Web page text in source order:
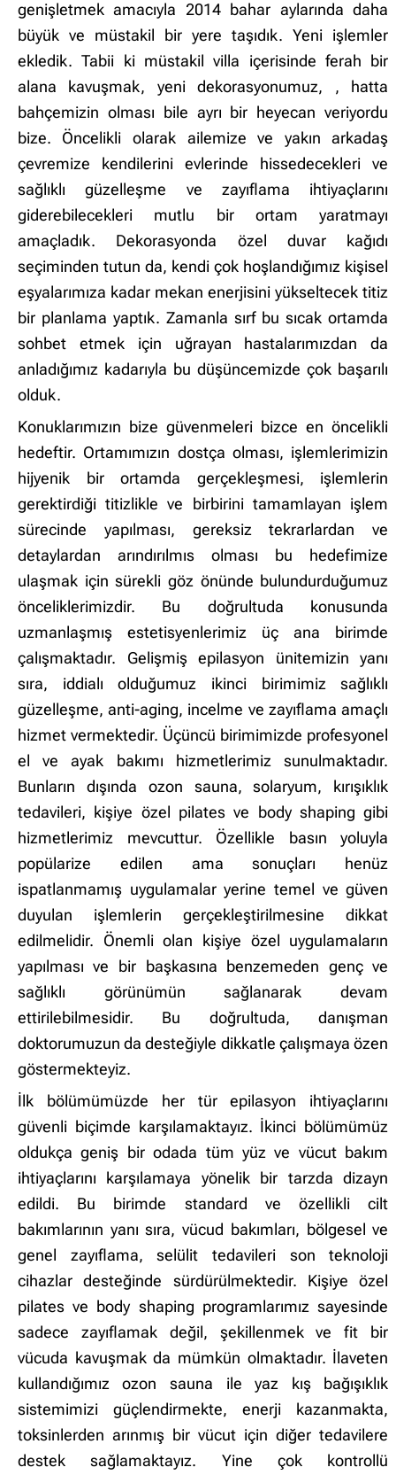
genişletmek amacıyla 2014 bahar aylarında daha
büyük ve müstakil bir yere taşıdık. Yeni işlemler
ekledik. Tabii ki müstakil villa içerisinde ferah bir
alana kavuşmak, yeni dekorasyonumuz, , hatta
bahçemizin olması bile ayrı bir heyecan veriyordu
bize. Öncelikli olarak ailemize ve yakın arkadaş
çevremize kendilerini evlerinde hissedecekleri ve
sağlıklı güzelleşme ve zayıflama ihtiyaçlarını
giderebilecekleri mutlu bir ortam yaratmayı
amaçladık. Dekorasyonda özel duvar kağıdı
seçiminden tutun da, kendi çok hoşlandığımız kişisel
eşyalarımıza kadar mekan enerjisini yükseltecek titiz
bir planlama yaptık. Zamanla sırf bu sıcak ortamda
sohbet etmek için uğrayan hastalarımızdan da
anladığımız kadarıyla bu düşüncemizde çok başarılı
olduk.
Konuklarımızın bize güvenmeleri bizce en öncelikli
hedeftir. Ortamımızın dostça olması, işlemlerimizin
hijyenik bir ortamda gerçekleşmesi, işlemlerin
gerektirdiği titizlikle ve birbirini tamamlayan işlem
sürecinde yapılması, gereksiz tekrarlardan ve
detaylardan arındırılmıs olması bu hedefimize
ulaşmak için sürekli göz önünde bulundurduğumuz
önceliklerimizdir. Bu doğrultuda konusunda
uzmanlaşmış estetisyenlerimiz üç ana birimde
çalışmaktadır. Gelişmiş epilasyon ünitemizin yanı
sıra, iddialı olduğumuz ikinci birimimiz sağlıklı
güzelleşme, anti-aging, incelme ve zayıflama amaçlı
hizmet vermektedir. Üçüncü birimimizde profesyonel
el ve ayak bakımı hizmetlerimiz sunulmaktadır.
Bunların dışında ozon sauna, solaryum, kırışıklık
tedavileri, kişiye özel pilates ve body shaping gibi
hizmetlerimiz mevcuttur. Özellikle basın yoluyla
popülarize edilen ama sonuçları henüz
ispatlanmamış uygulamalar yerine temel ve güven
duyulan işlemlerin gerçekleştirilmesine dikkat
edilmelidir. Önemli olan kişiye özel uygulamaların
yapılması ve bir başkasına benzemeden genç ve
sağlıklı görünümün sağlanarak devam
ettirilebilmesidir. Bu doğrultuda, danışman
doktorumuzun da desteğiyle dikkatle çalışmaya özen
göstermekteyiz.
İlk bölümümüzde her tür epilasyon ihtiyaçlarını
güvenli biçimde karşılamaktayız. İkinci bölümümüz
oldukça geniş bir odada tüm yüz ve vücut bakım
ihtiyaçlarını karşılamaya yönelik bir tarzda dizayn
edildi. Bu birimde standard ve özellikli cilt
bakımlarının yanı sıra, vücud bakımları, bölgesel ve
genel zayıflama, selülit tedavileri son teknoloji
cihazlar desteğinde sürdürülmektedir. Kişiye özel
pilates ve body shaping programlarımız sayesinde
sadece zayıflamak değil, şekillenmek ve fit bir
vücuda kavuşmak da mümkün olmaktadır. İlaveten
kullandığımız ozon sauna ile yaz kış bağışıklık
sistemimizi güçlendirmekte, enerji kazanmakta,
toksinlerden arınmış bir vücut için diğer tedavilere
destek sağlamaktayız. Yine çok kontrollü
Site içi arama
🔍
Ankara Firmaları (672)
İstanbul Firmaları(388)
İzmir Firmaları(178)